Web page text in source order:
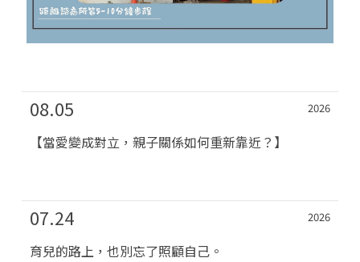
08.05 2026
【當愛變成對立，親子關係如何重新靠近？】
07.24 2026
育兒的路上，也別忘了照顧自己。